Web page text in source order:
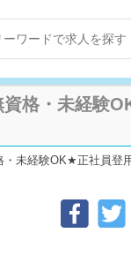
格・未経験
・未経験OK★正社員